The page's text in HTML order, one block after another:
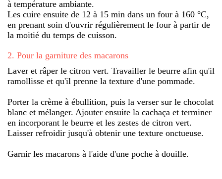
à température ambiante.
Les cuire ensuite de 12 à 15 min dans un four à 160 °C,
en prenant soin d'ouvrir régulièrement le four à partir de
la moitié du temps de cuisson.
2. Pour la garniture des macarons
Laver et râper le citron vert. Travailler le beurre afin qu'il
ramollisse et qu'il prenne la texture d'une pommade.
Porter la crème à ébullition, puis la verser sur le chocolat
blanc et mélanger. Ajouter ensuite la cachaça et terminer
en incorporant le beurre et les zestes de citron vert.
Laisser refroidir jusqu'à obtenir une texture onctueuse.
Garnir les macarons à l'aide d'une poche à douille.